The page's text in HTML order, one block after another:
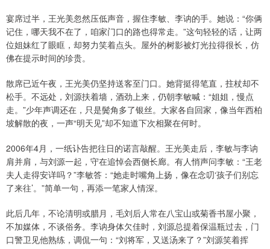
宴席过半，王光美忽然压低声音，握住李敏、李讷的手。她说：“你俩
记住，哪天我不在了，咱家门口的路也得常走。”这句轻轻的话，让两
位姐妹红了眼眶，却努力笑着点头。屋外的树影被灯光拉得很长，仿
佛在提示时间的珍贵。
散席已近午夜，王光美仍坚持送客至门口。她背挺得笔直，拄杖却不
松手。不远处，刘源扶着墙，酒劲上来，仍朝李敏喊：“姐姐，慢点
走。”少年声调还在，只是鬓角多了银丝。大家各自回家，像当年西柏
坡解散的夜，一声“明天见”却不知道下次相聚在何时。
2006年4月，一纸讣告把往日的诺言敲醒。王光美走后，李敏与李讷
肩并肩，与刘源一起，守在追悼会西侧长廊。有人悄声问李敏：“王老
夫人走得安详吗？”李敏答：“她走时嘴角上扬，像在念叨‘孩子们别忘
了来往’。”简单一句，再添一笔家人情深。
此后几年，不论清明或腊月，毛刘后人常在八宝山或菊香书屋小聚，
不加媒体，不谈俗务。李讷身体欠佳时，刘源总提着保温瓶过去，门
口警卫见他熟练，调侃一句：“刘将军，又送汤来了？”刘源笑着挥